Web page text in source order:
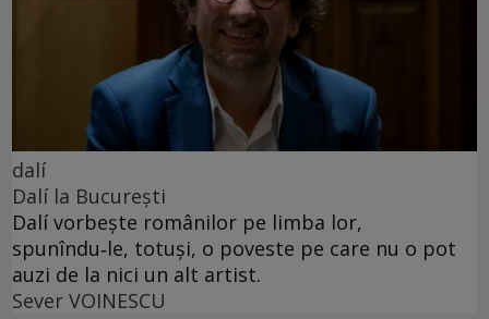
dalí
Dalí la București
Dalí vorbește românilor pe limba lor,
spunîndu‑le, totuși, o poveste pe care nu o pot
auzi de la nici un alt artist.
Sever VOINESCU